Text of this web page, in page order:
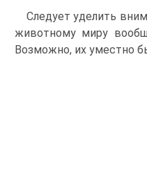
Следует уделить
животному миру
Возможно, их уместно